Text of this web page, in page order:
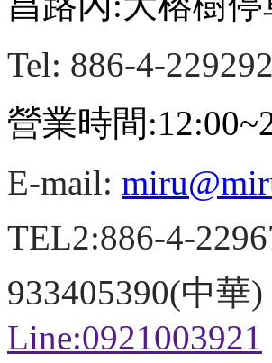
Tel: 886-4-
營業時間
E-mail:
TEL2:886-4-
933405390(中華
Line:0921003921